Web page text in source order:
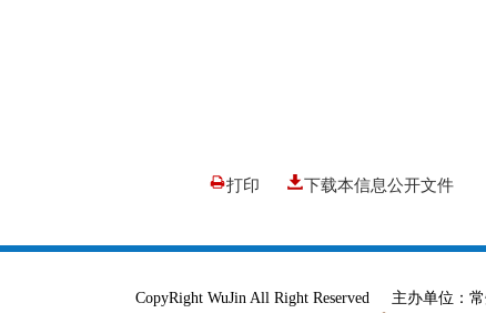
打印 下载本信息公开文件
CopyRight WuJin All Right Reserved 主办单位